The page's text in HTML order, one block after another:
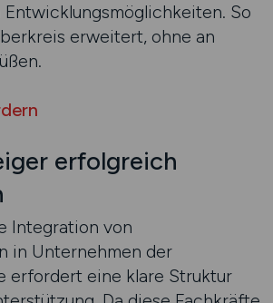
Entwicklungsmöglichkeiten. So
erweitert, ohne an
erfolgreich
Integration von
in Unternehmen der
erfordert eine klare Struktur